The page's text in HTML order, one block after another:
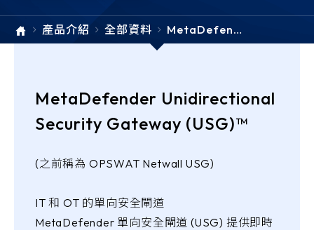
產品介紹 全部資料
MetaDefend
er Unidirecti
MetaDefender Unidirectional
Security Gateway (USG)™
(之前稱為 OPSWAT Netwall USG)
IT 和 OT 的單向安全閘道
MetaDefender 單向安全閘道 (USG) 提供即時